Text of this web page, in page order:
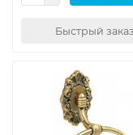
Быстрый заказ